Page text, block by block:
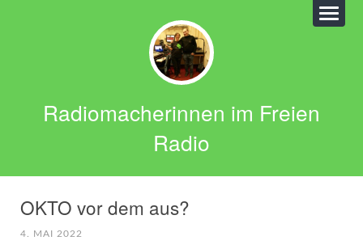
Radiomacherinnen im Freien
Radio
OKTO vor dem aus?
4. MAI 2022